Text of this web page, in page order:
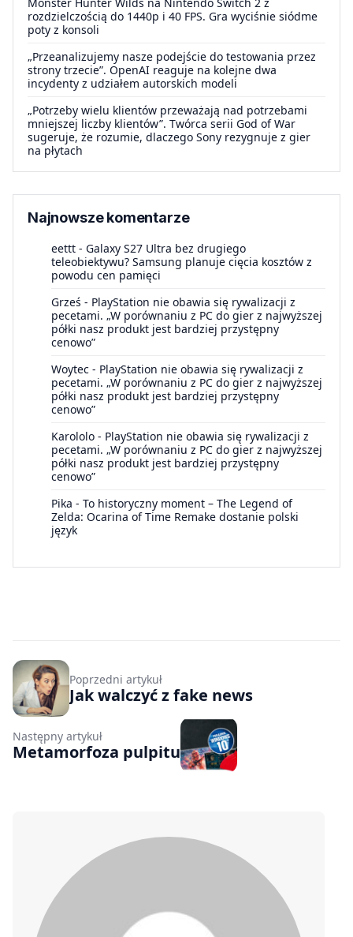
rozdzielczością do 1440p i 40 FPS. Gra wyciśnie siódme
poty z konsoli
„Przeanalizujemy nasze podejście do testowania przez
strony trzecie”. OpenAI reaguje na kolejne dwa
incydenty z udziałem autorskich modeli
„Potrzeby wielu klientów przeważają nad potrzebami
mniejszej liczby klientów”. Twórca serii God of War
sugeruje, że rozumie, dlaczego Sony rezygnuje z gier
na płytach
Najnowsze komentarze
eettt - Galaxy S27 Ultra bez drugiego
teleobiektywu? Samsung planuje cięcia kosztów z
powodu cen pamięci
Grześ - PlayStation nie obawia się rywalizacji z
pecetami. „W porównaniu z PC do gier z najwyższej
półki nasz produkt jest bardziej przystępny
cenowo”
Woytec - PlayStation nie obawia się rywalizacji z
pecetami. „W porównaniu z PC do gier z najwyższej
półki nasz produkt jest bardziej przystępny
cenowo”
Karololo - PlayStation nie obawia się rywalizacji z
pecetami. „W porównaniu z PC do gier z najwyższej
półki nasz produkt jest bardziej przystępny
cenowo”
Pika - To historyczny moment – The Legend of
Zelda: Ocarina of Time Remake dostanie polski
język
Poprzedni artykuł
Jak walczyć z fake news
Następny artykuł
Metamorfoza pulpitu